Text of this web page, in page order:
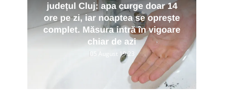
județul Cluj: apa curge doar 14
ore pe zi, iar noaptea se oprește
complet. Măsura intră în vigoare
chiar de azi
05 August 19:23